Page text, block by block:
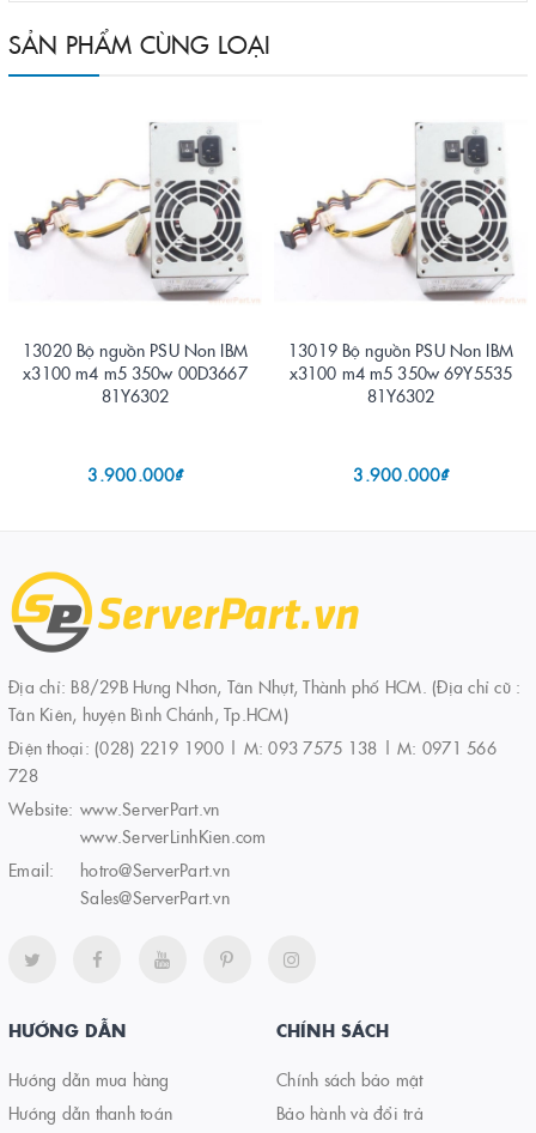
SẢN PHẨM CÙNG LOẠI
13020 Bộ nguồn PSU Non IBM
x3100 m4 m5 350w 00D3667
81Y6302
3.900.000₫
13019 Bộ nguồn PSU Non IBM
x3100 m4 m5 350w 69Y5535
81Y6302
3.900.000₫
Địa chỉ: B8/29B Hưng Nhơn, Tân Nhựt, Thành phố HCM. (Địa chỉ cũ :
Tân Kiên, huyện Bình Chánh, Tp.HCM)
Điện thoại: (028) 2219 1900 | M: 093 7575 138 | M: 0971 566
728
Website: www.ServerPart.vn
www.ServerLinhKien.com
Email:
hotro@ServerPart.vn
Sales@ServerPart.vn
HƯỚNG DẪN
Hướng dẫn mua hàng
Hướng dẫn thanh toán
CHÍNH SÁCH
Chính sách bảo mật
Bảo hành và đổi trả